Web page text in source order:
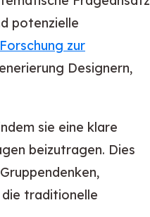
potenzielle
zur
Designern,
sie eine klare
beizutragen. Dies
die traditionelle